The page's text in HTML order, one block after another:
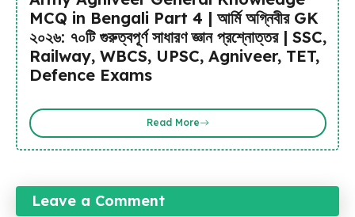
MCQ in Bengali Part 4 | আর্মি অগ্নিবীর GK
২০২৬: ৭০টি গুরুত্বপূর্ণ সাধারণ জ্ঞান প্রশ্নোত্তর | SSC,
Railway, WBCS, UPSC, Agniveer, TET,
Defence Exams
Read More
Leave a Comment